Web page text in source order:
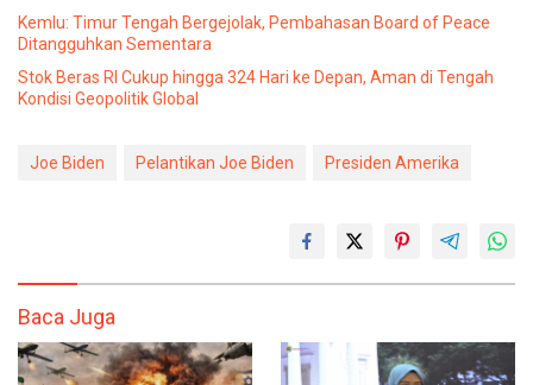
Kemlu: Timur Tengah Bergejolak, Pembahasan Board of Peace
Ditangguhkan Sementara
Stok Beras RI Cukup hingga 324 Hari ke Depan, Aman di Tengah
Kondisi Geopolitik Global
Joe Biden Pelantikan Joe Biden Presiden Amerika
Baca Juga